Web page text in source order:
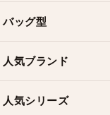
配送について
返品・交換
バッグ型
ショルダーバッグ
クロスボディバッグ
人気ブランド
シャネルバッグ
人気シリーズ